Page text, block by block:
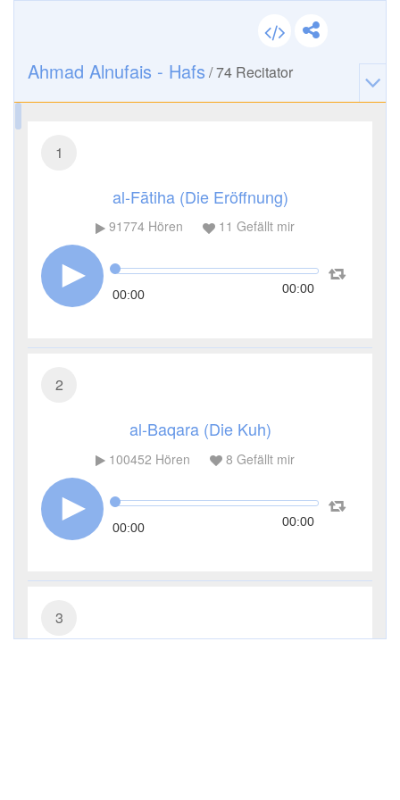
Ahmad Alnufais - Hafs /74 Recitator
1
al-Fātiha (Die Eröffnung)
91774Hören 11 Gefällt mir
00:00 00:00
2
al-Baqara (Die Kuh)
100452 Hören 8 Gefällt mir
00:00 00:00
3